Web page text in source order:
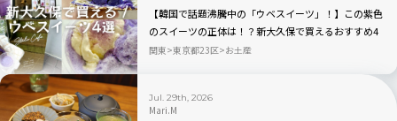
【韓国で話題沸騰中の「ウベスイーツ」！】この紫色
のスイーツの正体は！？新大久保で買えるおすすめ4
選を実食レビュー
関東 東京都23区 お土産
Jul. 29th, 2026
Mari.M